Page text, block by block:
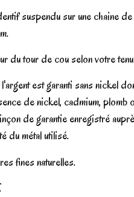
suspendu sur une chaine
du tour de cou selon votre
est garanti sans nickel
de nickel, cadmium, plomb
de garantie enregistré
du métal utilisé.
fines naturelles.